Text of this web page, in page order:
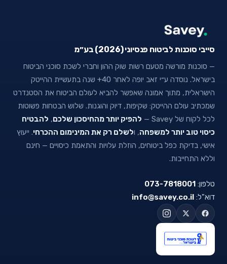
סייבי סוכנות לביטוח פנסיוני (2026) בע״מ
— סוכנות מורשה מטעם רשות שוק ההון וחברי לשכת סוכני הביטוח
בישראל. נוסדה ע״י זאב יופה לאחר 40+ שנה בתעשיית ההייטק
הישראלית, מתוך אמונה שאפשר להביא לעולם הביטוח את הסטנדרט
שמכתיב עולם ההייטק: שקיפות, דיוק והוגנות. שלוש הבטחות פשוטות
לכל לקוח של Savey —
להפיק יותר מהחיסכון שלכם, להבטיח
כיסוי טוב יותר למשפחה, ולשלם רק את המינימום ההכרחי. ייעוץ
אישי, בדיקת כפל ביטוחים, הוזלת עלויות והתאמת כיסויים — חינם
וללא התחייבות.
טלפון: 073-7818001
דוא"ל: info@savey.co.il